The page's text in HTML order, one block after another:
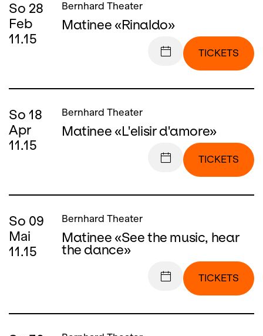
So 28
Feb
11.15
Bernhard Theater
Matinee «Rinaldo»
TICKETS
So 18
Apr
11.15
Bernhard Theater
Matinee «L'elisir d'amore»
TICKETS
So 09
Mai
11.15
Bernhard Theater
Matinee «See the music, hear
the dance»
TICKETS